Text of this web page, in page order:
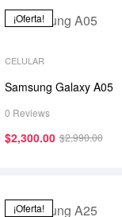
¡Oferta!
CELULAR
Samsung Galaxy A05
0 Reviews
$2,990.00
$2,300.00
¡Oferta!